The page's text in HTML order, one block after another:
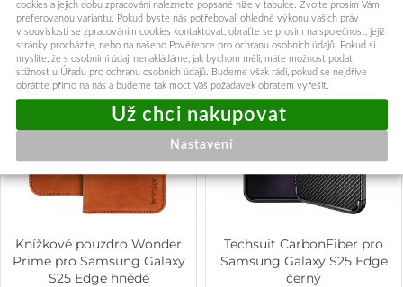
Knížkové pouzdro Wonder
Prime pro Samsung Galaxy
S25 Edge hnědé
Techsuit CarbonFiber pro
Samsung Galaxy S25 Edge
černý
cookies a jejich dobu zpracování naleznete popsané níže v tabulce. Zvolte prosím Vámi
preferovanou variantu. Pokud byste nás potřebovali ohledně výkonu vašich práv
v souvislosti se zpracováním cookies kontaktovat, obraťte se prosím na společnost, jejíž
stránky procházíte, nebo na našeho Pověřence pro ochranu osobních údajů. Pokud si
myslíte, že s osobními údaji nenakládáme, jak bychom měli, máte možnost podat
stížnost u Úřadu pro ochranu osobních údajů. Budeme však rádi, pokud se nejdříve
obrátíte přímo na nás a budeme tak moct Váš požadavek obratem vyřešit.
Nastavení